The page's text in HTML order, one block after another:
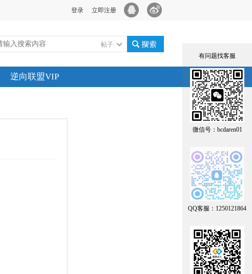
立即注册
登录
帖子
逆向联盟VIP
有问题找客服
微信号：bcdaren01
QQ客服：1250121864